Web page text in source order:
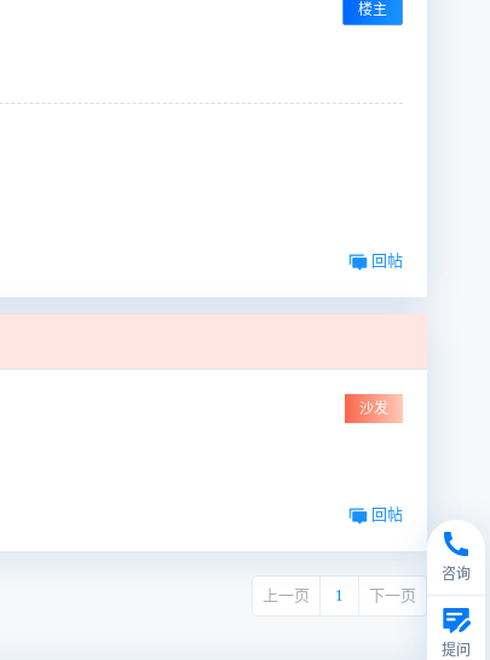
楼主
回帖
沙发
回帖
上一页 1 下一页
咨询
提问